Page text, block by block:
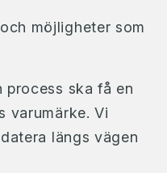
möjligheter som
process ska få en
varumärke. Vi
längs vägen